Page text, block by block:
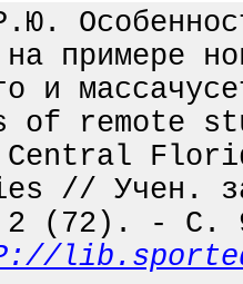
примере
и
of remote
Central
// Учен.
2 (72). - С.